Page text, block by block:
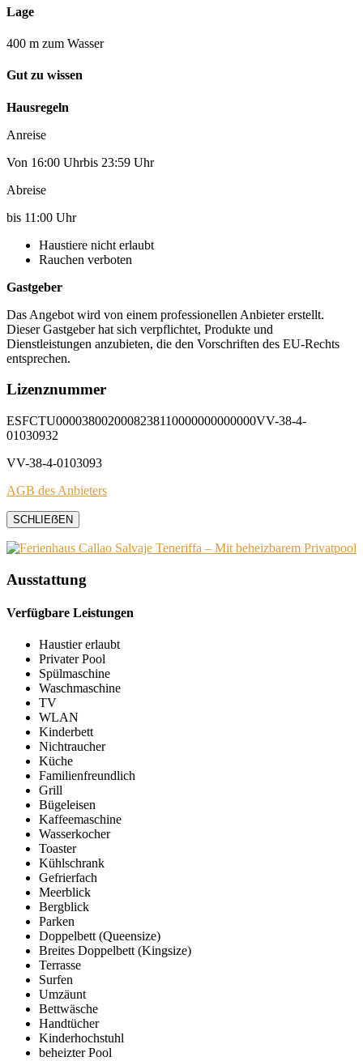
Lage
400 m zum Wasser
Gut zu wissen
Hausregeln
Anreise
Von 16:00 Uhrbis 23:59 Uhr
Abreise
bis 11:00 Uhr
Haustiere nicht erlaubt
Rauchen verboten
Gastgeber
Das Angebot wird von einem professionellen Anbieter erstellt.
Dieser Gastgeber hat sich verpflichtet, Produkte und
Dienstleistungen anzubieten, die den Vorschriften des EU-Rechts
entsprechen.
Lizenznummer
ESFCTU0000380020008238110000000000000VV-38-4-
01030932
VV-38-4-0103093
AGB des Anbieters
SCHLIEẞEN
Ausstattung
Verfügbare Leistungen
Haustier erlaubt
Privater Pool
Spülmaschine
Waschmaschine
TV
WLAN
Kinderbett
Nichtraucher
Küche
Familienfreundlich
Grill
Bügeleisen
Kaffeemaschine
Wasserkocher
Toaster
Kühlschrank
Gefrierfach
Meerblick
Bergblick
Parken
Doppelbett (Queensize)
Breites Doppelbett (Kingsize)
Terrasse
Surfen
Umzäunt
Bettwäsche
Handtücher
Kinderhochstuhl
beheizter Pool